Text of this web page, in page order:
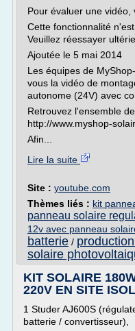
Pour évaluer une vidéo,
Cette fonctionnalité
Veuillez réessayer
Ajoutée le 5 mai 2014
Les équipes de
vous la vidéo de
autonome (24V) avec
Retrouvez l'ensemble
http://www.myshop-
Afin...
Lire la suite
Site : youtube.com
Thèmes liés : kit
panneau solaire
12v avec panneau
batterie /
solaire
KIT SOLAIRE
220V EN SITE
1 Studer AJ600S
batterie / convertisseur),